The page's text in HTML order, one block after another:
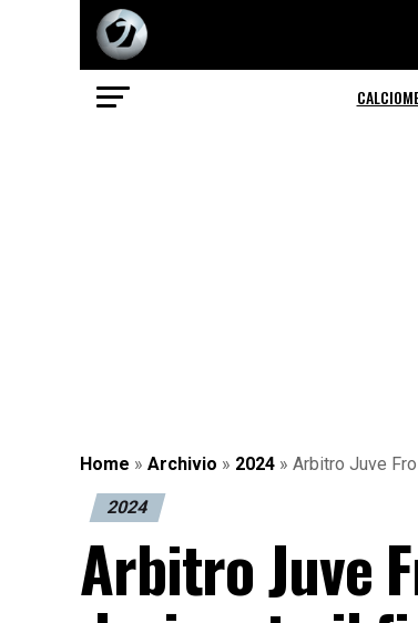
Home » Archivio » 2024 » Arbitro Juve
2024
Arbitro Juve